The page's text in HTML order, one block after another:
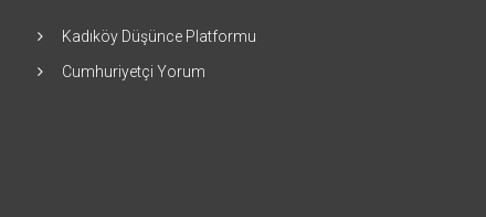
Kadıköy Düşünce Platformu
Cumhuriyetçi Yorum